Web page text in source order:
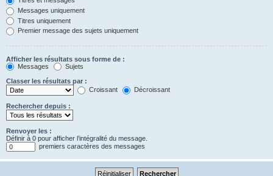
Messages uniquement
Titres uniquement
Premier message des sujets uniquement
Afficher les résultats sous forme de :
Messages
Sujets
Classer les résultats par :
Croissant
Décroissant
Rechercher depuis :
Renvoyer les :
Définir à 0 pour afficher l’intégralité du message.
premiers caractères des messages